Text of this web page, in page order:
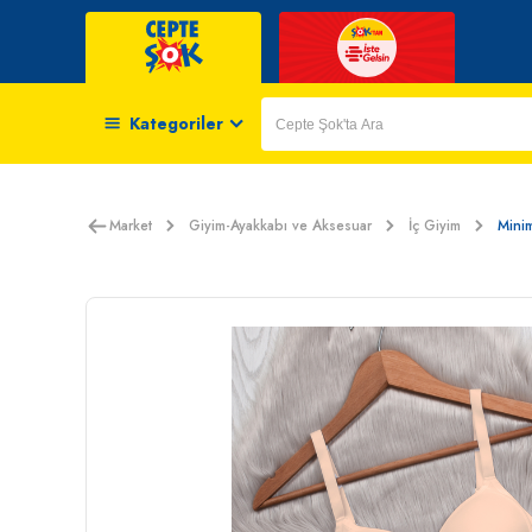
Kategoriler
Market Giyim-Ayakkabı ve Aksesuar İç Giyim